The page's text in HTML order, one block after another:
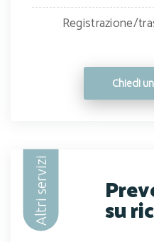
Registrazione/
Chiedi
Altri servizi su